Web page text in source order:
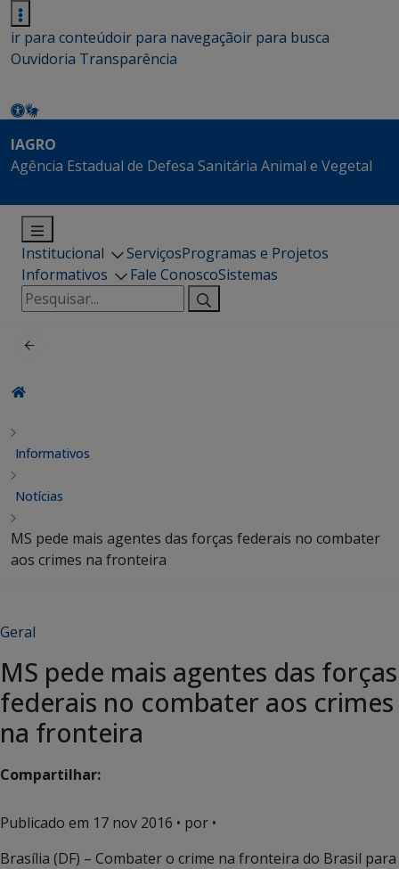
ir para conteúdoir para navegaçãoir para busca
Ouvidoria Transparência
IAGRO
Agência Estadual de Defesa Sanitária Animal e Vegetal
Institucional ServiçosProgramas e Projetos
Informativos
Fale ConoscoSistemas
Pesquisar
por:
Informativos
Notícias
MS pede mais agentes das forças federais no combater
aos crimes na fronteira
Geral
MS pede mais agentes das forças
federais no combater aos crimes
na fronteira
Compartilhar:
Publicado em 17 nov 2016 • por •
Brasília (DF) – Combater o crime na fronteira do Brasil para